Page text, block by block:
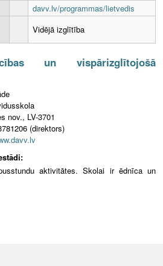
davv.lv/programmas/lietvedis
Vidējā izglītība
un vispārizglītojošā
nov., LV-3701
(direktors)
aktivitātes. Skolai ir ēdnīca un